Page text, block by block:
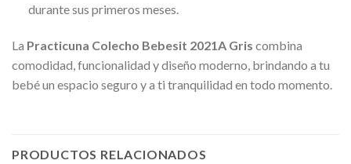
durante sus primeros meses.
La Practicuna Colecho Bebesit 2021A Gris combina
comodidad, funcionalidad y diseño moderno, brindando a tu
bebé un espacio seguro y a ti tranquilidad en todo momento.
PRODUCTOS RELACIONADOS